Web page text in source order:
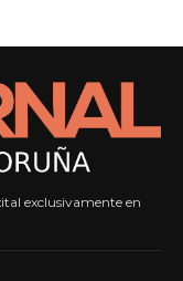
exclusivamente en